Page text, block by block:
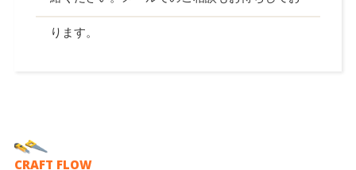
ります。
CRAFT FLOW